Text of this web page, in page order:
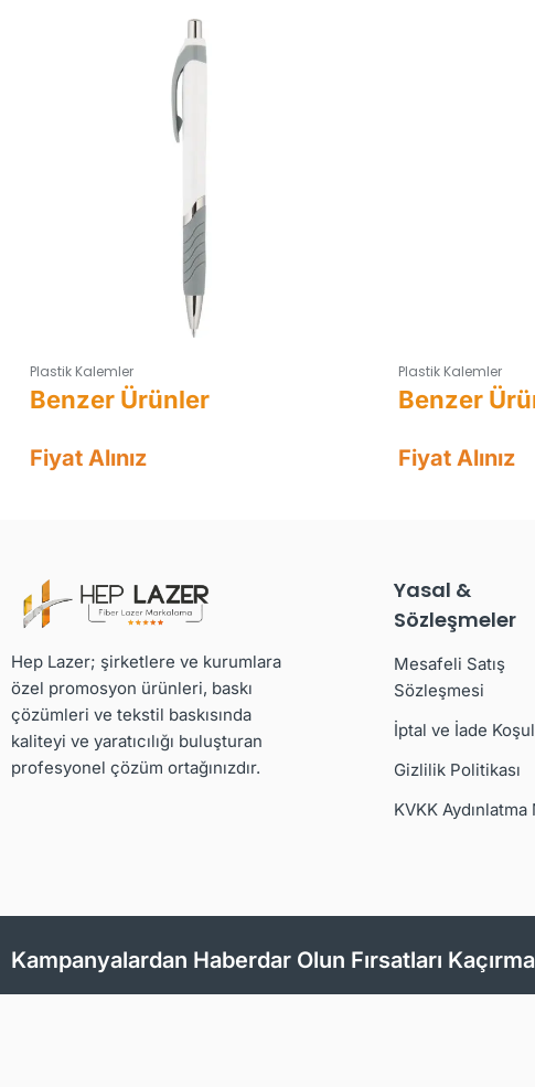
Plastik Kalemler
Fiyat Alınız
Plastik Kalemler
Fiyat Alınız
Hep Lazer; şirketlere ve kurumlara
özel promosyon ürünleri, baskı
çözümleri ve tekstil baskısında
kaliteyi ve yaratıcılığı buluşturan
profesyonel çözüm ortağınızdır.
Yasal &
Sözleşmeler
Mesafeli Satış
Sözleşmesi
İptal ve İade
Gizlilik Politikası
KVKK
Kampanyalardan Haberdar Olun Fırsatları